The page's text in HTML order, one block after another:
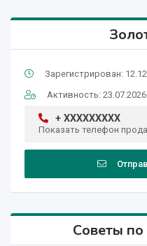
Зарегистрирован:
Активность: 23.07.2026
+ XXXXXXXXX
Показать телефон
Советы по